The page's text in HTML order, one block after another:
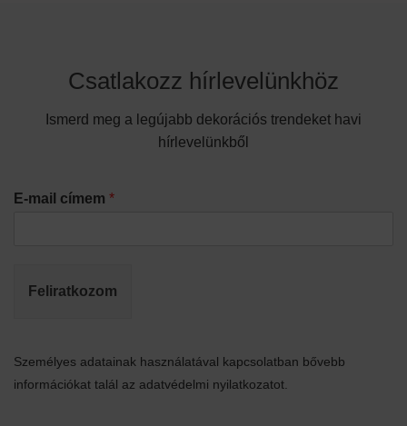
Csatlakozz hírlevelünkhöz
Ismerd meg a legújabb dekorációs trendeket havi
hírlevelünkből
E-mail címem *
Feliratkozom
Személyes adatainak használatával kapcsolatban bővebb
információkat talál az adatvédelmi nyilatkozatot.